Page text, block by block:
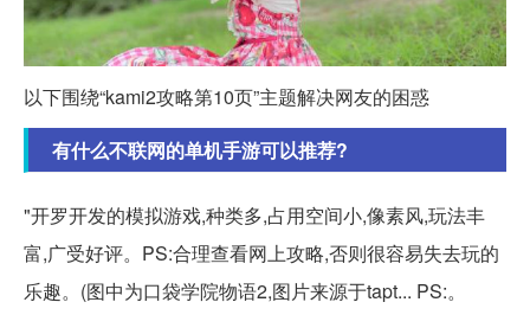
以下围绕“kami2攻略第10页”主题解决网友的困惑
有什么不联网的单机手游可以推荐?
"开罗开发的模拟游戏,种类多,占用空间小,像素风,玩法丰
富,广受好评。PS:合理查看网上攻略,否则很容易失去玩的
乐趣。(图中为口袋学院物语2,图片来源于tapt... PS:。